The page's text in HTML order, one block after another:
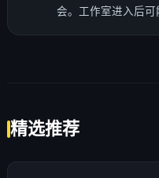
会。工作室进入后可
精选推荐